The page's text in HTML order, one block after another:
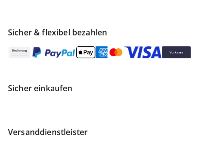
Sicher & flexibel bezahlen
Sicher einkaufen
Versanddienstleister